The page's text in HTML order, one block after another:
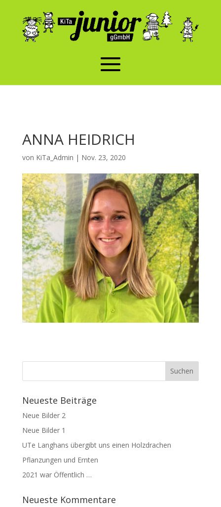
ANNA HEIDRICH
von KiTa_Admin | Nov. 23, 2020
Neueste Beiträge
Neue Bilder 2
Neue Bilder 1
UTe Langhans übergibt uns einen Holzdrachen
Pflanzungen und Ernten
2021 war Öffentlich …
Neueste Kommentare